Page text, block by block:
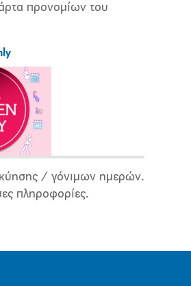
προνομίων του
κύησης / γόνιμων ημερών.
πληροφορίες.